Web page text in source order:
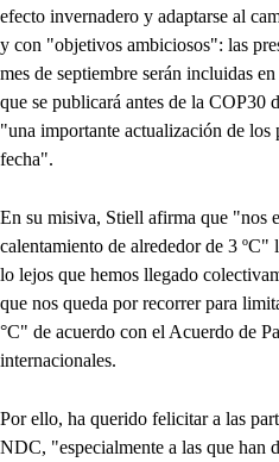
efecto invernadero y adaptarse al
y con "objetivos ambiciosos": las
mes de septiembre serán incluidas
que se publicará antes de la COP30
"una importante actualización de los
fecha".
En su misiva, Stiell afirma que "nos
calentamiento de alrededor de 3
lo lejos que hemos llegado
que nos queda por recorrer para
°C" de acuerdo con el Acuerdo de
internacionales.
Por ello, ha querido felicitar a las
NDC, "especialmente a las que han